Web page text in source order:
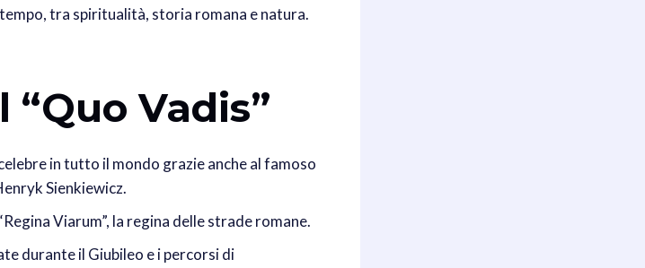
tra spiritualità, storia romana e natura.
Vadis”
in tutto il mondo grazie anche al famoso
Sienkiewicz.
Viarum”, la regina delle strade romane.
durante il Giubileo e i percorsi di